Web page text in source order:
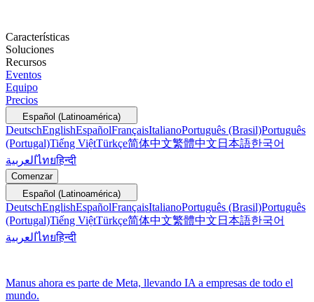
Características
Soluciones
Recursos
Eventos
Equipo
Precios
Español (Latinoamérica)
DeutschEnglishEspañolFrançaisItalianoPortuguês (Brasil)Português
(Portugal)Tiếng ViệtTürkçe简体中文繁體中文 日本語한국어
العربيةไทยहिन्दी
Comenzar
Español (Latinoamérica)
DeutschEnglishEspañolFrançaisItalianoPortuguês (Brasil)Português
(Portugal)Tiếng ViệtTürkçe简体中文繁體中文 日本語한국어
العربيةไทยहिन्दी
Manus ahora es parte de Meta, llevando IA a empresas de todo el
mundo.